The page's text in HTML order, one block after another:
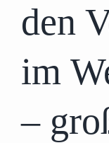
den
im
–